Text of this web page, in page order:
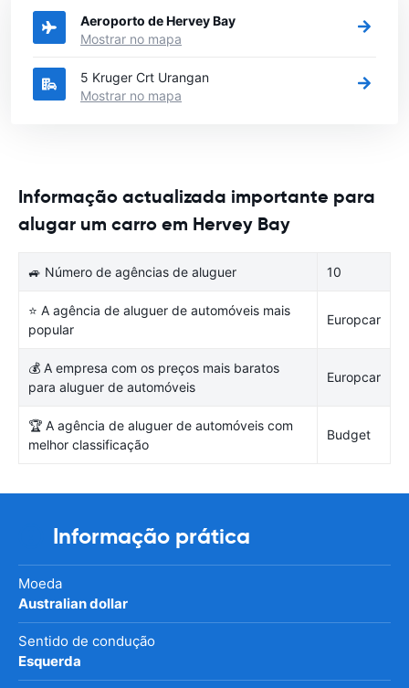
Aeroporto de Hervey Bay
Mostrar no mapa
5 Kruger Crt Urangan
Mostrar no mapa
Informação actualizada importante para
alugar um carro em Hervey Bay
🚙 Número de agências de aluguer 10
⭐ A agência de aluguer de automóveis mais
popular
Europcar
💰 A empresa com os preços mais baratos
para aluguer de automóveis
Europcar
🏆 A agência de aluguer de automóveis com
melhor classificação
Budget
Informação prática
Moeda
Australian dollar
Sentido de condução
Esquerda